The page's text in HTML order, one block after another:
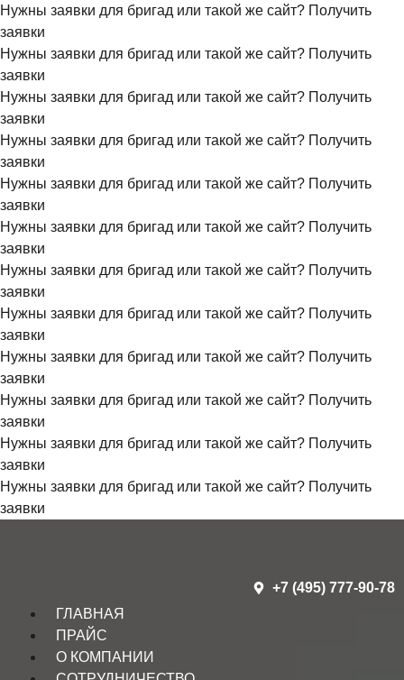
Нужны заявки для бригад или такой же сайт? Получить
заявки
Нужны заявки для бригад или такой же сайт? Получить
заявки
Нужны заявки для бригад или такой же сайт? Получить
заявки
Нужны заявки для бригад или такой же сайт? Получить
заявки
Нужны заявки для бригад или такой же сайт? Получить
заявки
Нужны заявки для бригад или такой же сайт? Получить
заявки
Нужны заявки для бригад или такой же сайт? Получить
заявки
Нужны заявки для бригад или такой же сайт? Получить
заявки
Нужны заявки для бригад или такой же сайт? Получить
заявки
Нужны заявки для бригад или такой же сайт? Получить
заявки
Нужны заявки для бригад или такой же сайт? Получить
заявки
Нужны заявки для бригад или такой же сайт? Получить
заявки
+7 (495) 777-90-78
ГЛАВНАЯ
ПРАЙС
О КОМПАНИИ